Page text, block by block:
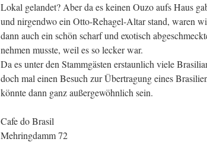
Lokal gelandet? Aber da es keinen Ouzo aufs Haus
und nirgendwo ein Otto-Rehagel-Altar stand, waren
dann auch ein schön scharf und exotisch
nehmen musste, weil es so lecker war.
Da es unter den Stammgästen erstaunlich viele
doch mal einen Besuch zur Übertragung eines
könnte dann ganz außergewöhnlich sein.
Cafe do Brasil
Mehringdamm 72